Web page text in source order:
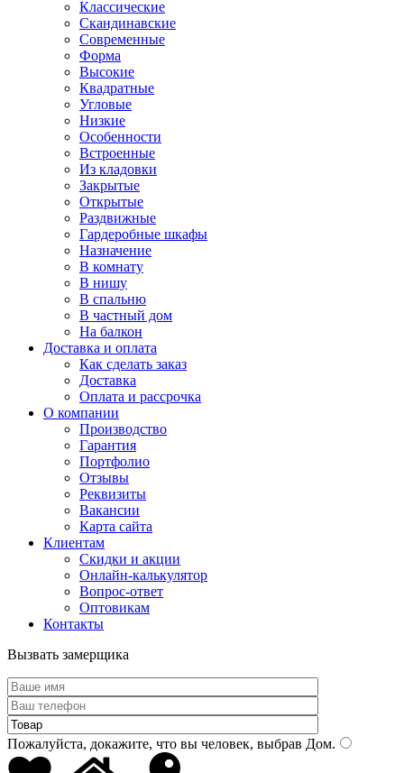
Классические
Скандинавские
Современные
Форма
Высокие
Квадратные
Угловые
Низкие
Особенности
Встроенные
Из кладовки
Закрытые
Открытые
Раздвижные
Гардеробные шкафы
Назначение
В комнату
В нишу
В спальню
В частный дом
На балкон
Доставка и оплата
Как сделать заказ
Доставка
Оплата и рассрочка
О компании
Производство
Гарантия
Портфолио
Отзывы
Реквизиты
Вакансии
Карта сайта
Клиентам
Скидки и акции
Онлайн-калькулятор
Вопрос-ответ
Оптовикам
Контакты
Вызвать замерщика
Пожалуйста, докажите, что вы человек, выбрав Дом.